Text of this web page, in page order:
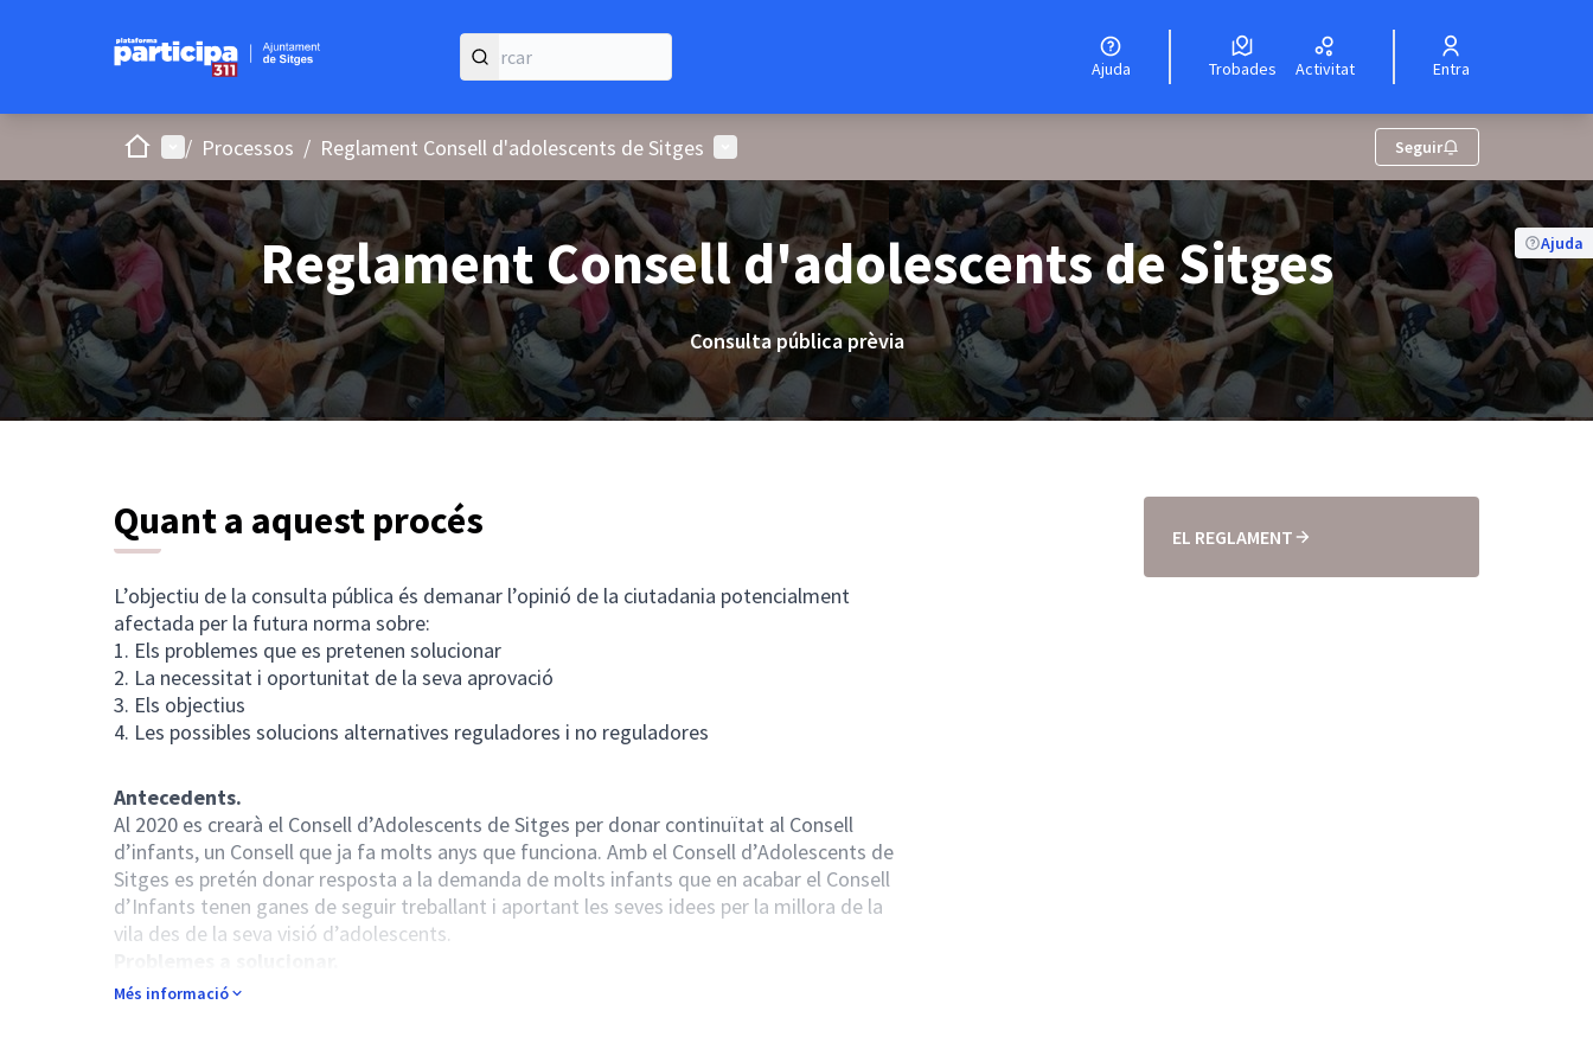
Ajuda Trobades Activitat Entra
Inici Menú principal
/ Processos / Reglament Consell d'adolescents de Sitges Menú d'usuari Seguir
Ajuda
Reglament Consell d'adolescents de Sitges
Consulta pública prèvia
Quant a aquest procés
L’objectiu de la consulta pública és demanar l’opinió de la ciutadania potencialment
afectada per la futura norma sobre:
1. Els problemes que es pretenen solucionar
2. La necessitat i oportunitat de la seva aprovació
3. Els objectius
4. Les possibles solucions alternatives reguladores i no reguladores
Antecedents.
Al 2020 es crearà el Consell d’Adolescents de Sitges per donar continuïtat al Consell
d’infants, un Consell que ja fa molts anys que funciona. Amb el Consell d’Adolescents de
Sitges es pretén donar resposta a la demanda de molts infants que en acabar el Consell
d’Infants tenen ganes de seguir treballant i aportant les seves idees per la millora de la
vila des de la seva visió d’adolescents.
Ara mateix els adolescents no tenen un espai de diàleg propi i amb l’Ajuntament de
Més informació
EL REGLAMENT